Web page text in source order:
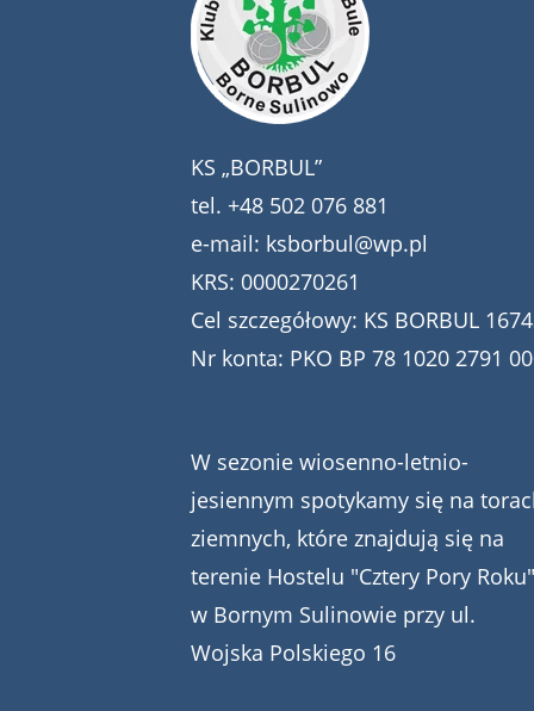
KS „BORBUL”
tel. +48 502 076 881
e-mail: ksborbul@wp.pl
KRS: 0000270261
Cel szczegółowy: KS BORBUL
Nr konta: PKO BP 78 1020 2791
W sezonie wiosenno-letnio-
jesiennym spotykamy się na
ziemnych, które znajdują się na
terenie Hostelu "Cztery Pory Roku"
w Bornym Sulinowie przy ul.
Wojska Polskiego 16